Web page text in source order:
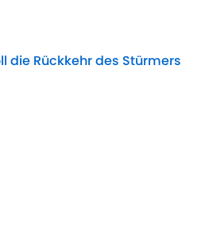
die Rückkehr des Stürmers